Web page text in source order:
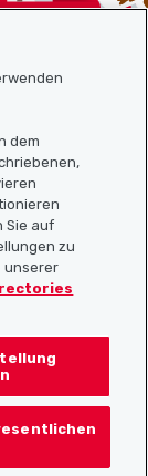
dem
Sie auf
zu
unserer